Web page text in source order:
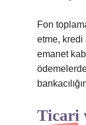
Fon
etme, kredi
emanet
Ticari